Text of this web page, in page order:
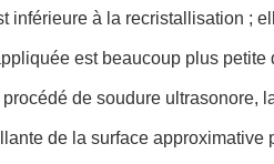
inférieure à la recristallisation ;
est beaucoup plus
de soudure ultrasonore,
de la surface